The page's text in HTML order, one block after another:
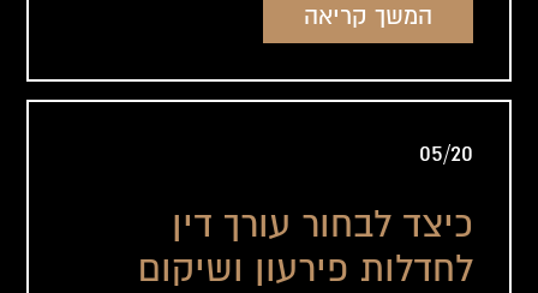
המשך קריאה
05/20
כיצד לבחור עורך דין
לחדלות פירעון ושיקום